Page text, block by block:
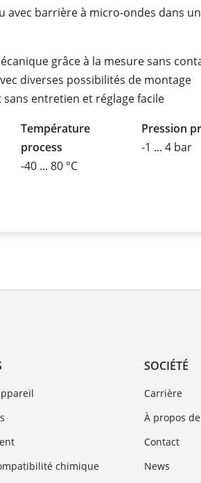
avec barrière à micro-ondes dans
grâce à la mesure sans
diverses possibilités de montage
entretien et réglage facile
Température
process
-40 ... 80 °C
Pression
-1 ... 4 bar
chimique
SOCIÉTÉ
Carrière
À propos de
Contact
News